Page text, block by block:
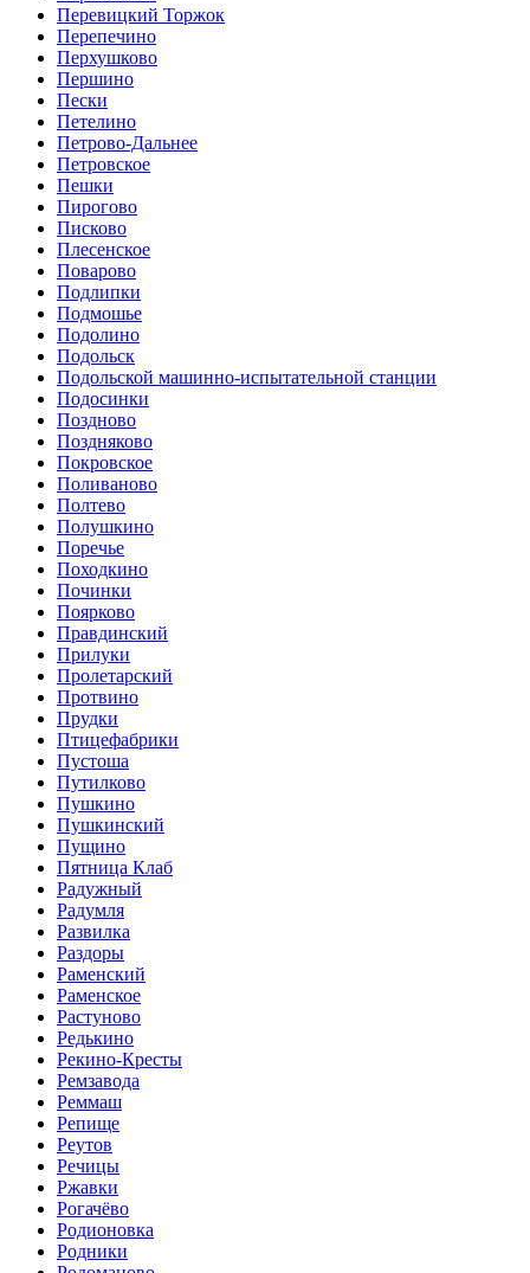
Перевицкий Торжок
Перепечино
Перхушково
Першино
Пески
Петелино
Петрово-Дальнее
Петровское
Пешки
Пирогово
Писково
Плесенское
Поварово
Подлипки
Подмошье
Подолино
Подольск
Подольской машинно-испытательной станции
Подосинки
Поздново
Поздняково
Покровское
Поливаново
Полтево
Полушкино
Поречье
Походкино
Починки
Поярково
Правдинский
Прилуки
Пролетарский
Протвино
Прудки
Птицефабрики
Пустоша
Путилково
Пушкино
Пушкинский
Пущино
Пятница Клаб
Радужный
Радумля
Развилка
Раздоры
Раменский
Раменское
Растуново
Редькино
Рекино-Кресты
Ремзавода
Реммаш
Репище
Реутов
Речицы
Ржавки
Рогачёво
Родионовка
Родники